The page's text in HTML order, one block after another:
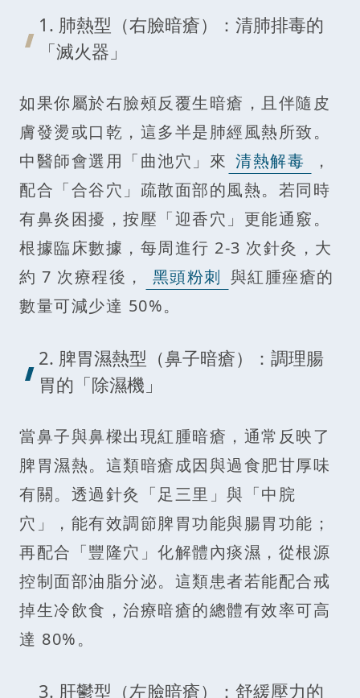
1. 肺熱型（右臉暗瘡）：清肺排毒的
「滅火器」
如果你屬於右臉頰反覆生暗瘡，且伴隨皮
膚發燙或口乾，這多半是肺經風熱所致。
中醫師會選用「曲池穴」來 清熱解毒
，
配合「合谷穴」疏散面部的風熱。若同時
有鼻炎困擾，按壓「迎香穴」更能通竅。
根據臨床數據，每周進行 2-3 次針灸，大
約 7 次療程後，
黑頭粉刺 與紅腫痤瘡的
數量可減少達 50%。
2. 脾胃濕熱型（鼻子暗瘡）：調理腸
胃的「除濕機」
當鼻子與鼻樑出現紅腫暗瘡，通常反映了
脾胃濕熱。這類暗瘡成因與過食肥甘厚味
有關。透過針灸「足三里」與「中脘
穴」，能有效調節脾胃功能與腸胃功能；
再配合「豐隆穴」化解體內痰濕，從根源
控制面部油脂分泌。這類患者若能配合戒
掉生冷飲食，治療暗瘡的總體有效率可高
達 80%。
3. 肝鬱型（左臉暗瘡）：舒緩壓力的